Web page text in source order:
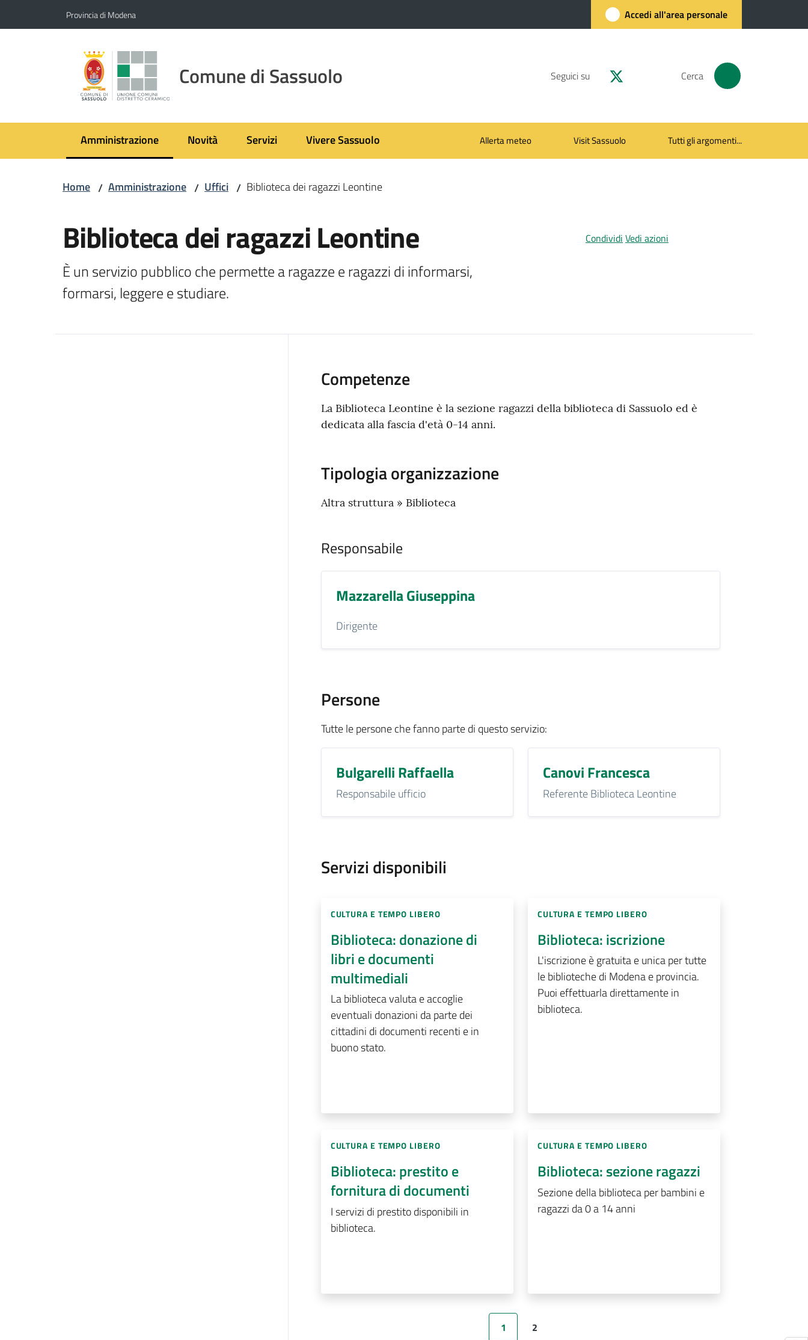
Provincia di Modena Accedi all'area personale
Comune di Sassuolo Seguici su Cerca
Amministrazione
Menu selezionato Novità Servizi Vivere Sassuolo Allerta meteo Visit Sassuolo Tutti gli argomenti...
Home / Amministrazione / Uffici / Biblioteca dei ragazzi Leontine
Biblioteca dei ragazzi Leontine
È un servizio pubblico che permette a ragazze e ragazzi di informarsi,
formarsi, leggere e studiare.
Condividi Vedi azioni
Competenze
La Biblioteca Leontine è la sezione ragazzi della biblioteca di Sassuolo ed è
dedicata alla fascia d'età 0-14 anni.
Tipologia organizzazione
Altra struttura » Biblioteca
Responsabile
Mazzarella Giuseppina
Dirigente
Persone
Tutte le persone che fanno parte di questo servizio:
Bulgarelli Raffaella
Responsabile ufficio
Canovi Francesca
Referente Biblioteca Leontine
Servizi disponibili
CULTURA E TEMPO LIBERO
Biblioteca: donazione di
libri e documenti
multimediali
La biblioteca valuta e accoglie
eventuali donazioni da parte dei
cittadini di documenti recenti e in
buono stato.
CULTURA E TEMPO LIBERO
Biblioteca: iscrizione
L'iscrizione è gratuita e unica per tutte
le biblioteche di Modena e provincia.
Puoi effettuarla direttamente in
biblioteca.
CULTURA E TEMPO LIBERO
Biblioteca: prestito e
fornitura di documenti
I servizi di prestito disponibili in
biblioteca.
CULTURA E TEMPO LIBERO
Biblioteca: sezione ragazzi
Sezione della biblioteca per bambini e
ragazzi da 0 a 14 anni
Pagina precedente
Pagina
1 Pagina
2